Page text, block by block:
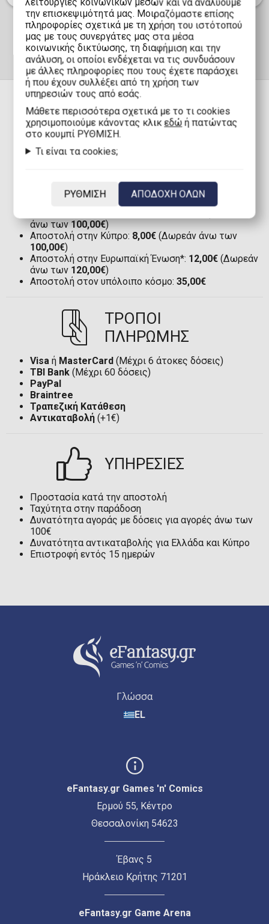
ΠΑΡΑΔΟΣΗ
80,00€)
Αποστολή στην Ελλάδα:2,90€(Δωρεάν άνω των
άνω των100,00€)
Αποστολή στην Κύπρο: 8,00€ (Δωρεάν άνω των
100,00€)
Αποστολή στην Ευρωπαϊκή Ένωση*: 12,00€ (Δωρεάν
άνω των 120,00€)
Αποστολή στον υπόλοιπο κόσμο: 35,00€
ΤΡΟΠΟΙ
ΠΛΗΡΩΜΗΣ
Visa ή MasterCard (Μέχρι 6 άτοκες δόσεις)
TBI Bank (Μέχρι 60 δόσεις)
PayPal
Braintree
Τραπεζική Κατάθεση
Αντικαταβολή (+1€)
ΥΠΗΡΕΣΙΕΣ
Προστασία κατά την αποστολή
Ταχύτητα στην παράδοση
Δυνατότητα αγοράς με δόσεις για αγορές άνω των
100€
Δυνατότητα αντικαταβολής για Ελλάδα και Κύπρο
Επιστροφή εντός 15 ημερών
Γλώσσα
EL
eFantasy.gr Games 'n' Comics
Ερμού 55, Κέντρο
Θεσσαλονίκη 54623
Έβανς 5
Ηράκλειο Κρήτης 71201
eFantasy.gr Game Arena
την επισκεψιμότητά μας. Μοιραζόμαστε επίσης
πληροφορίες σχετικά με τη χρήση του ιστότοπού
μας με τους συνεργάτες μας στα μέσα
κοινωνικής δικτύωσης, τη διαφήμιση και την
ανάλυση, οι οποίοι ενδέχεται να τις συνδυάσουν
με άλλες πληροφορίες που τους έχετε παράσχει
ή που έχουν συλλέξει από τη χρήση των
υπηρεσιών τους από εσάς.
Mάθετε περισσότερα σχετικά με το τι cookies
χρησιμοποιούμε κάνοντας κλικεδώ ή πατώντας
στο κουμπί ΡΥΘΜΙΣΗ.
Τι είναι τα cookies;
ΡΥΘΜΙΣΗ ΑΠΟΔΟΧΗ ΟΛΩΝ